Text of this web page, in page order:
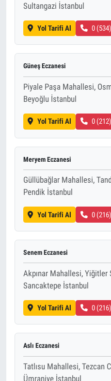
Sultangazi İstanbul
Yol Tarifi Al 0
Güneş Eczanesi
Piyale Paşa Mahallesi,
Beyoğlu İstanbul
Yol Tarifi Al 0
Meryem Eczanesi
Güllübağlar Mahallesi,
Pendik İstanbul
Yol Tarifi Al 0
Senem Eczanesi
Akpınar Mahallesi, Yiğitler
Sancaktepe İstanbul
Yol Tarifi Al 0
Aslı Eczanesi
Tatlısu Mahallesi, Tezcan
Ümraniye İstanbul